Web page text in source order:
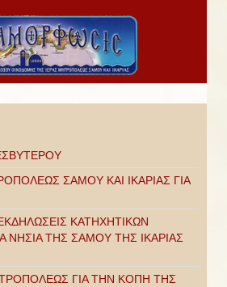
ΣΑΜΟΥ ΚΑΙ ΙΚΑΡΙΑΣ ΓΙΑ
ΚΑΤΗΧΗΤΙΚΩΝ
ΝΗΣΙΑ ΤΗΣ ΣΑΜΟΥ ΤΗΣ ΙΚΑΡΙΑΣ
ΓΙΑ ΤΗΝ ΚΟΠΗ ΤΗΣ